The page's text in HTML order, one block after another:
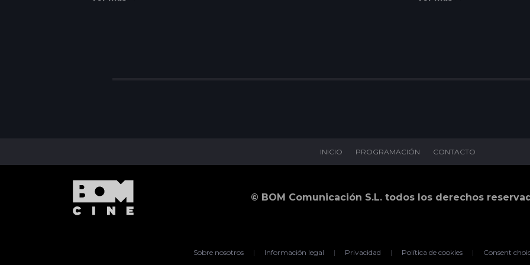
INICIO PROGRAMACIÓN CONTACTO
© BOM Comunicación S.L. todos los derechos
Sobre nosotros | Información legal | Privacidad | Política de cookies | Consent